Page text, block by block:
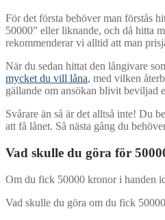
För det första behöver man förstås
50000” eller liknande, och då hitta
rekommenderar vi alltid att man
När du sedan hittat den långivare
mycket du vill låna, med vilken
gällande om ansökan blivit beviljad
Svårare än så är det alltså inte! Du
att få lånet. Så nästa gång du
Vad skulle du göra för
Om du fick 50000 kronor i handen
Vad skulle du göra om du fick